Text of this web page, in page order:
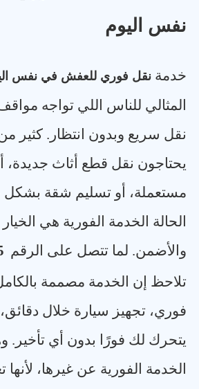
نفس اليوم
خدمة نقل فوري للعفش في نفس
المثالي للناس اللي تواجه
نقل سريع وبدون انتظار. كثير
يحتاجون نقل قطع أثاث
مستعملة، أو تسليم شقة
الحالة الخدمة الفورية هي
والأضمن. لما تتصل على الرقم
تلاحظ إن الخدمة مصممة
فوري، تجهيز سيارة خلال
يتحرك لك فورًا بدون أي تأخير.
الخدمة الفورية عن غيرها،